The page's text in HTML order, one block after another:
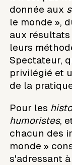
donnée aux
le monde »,
aux
leurs
Spectateur,
privilégié et
de la
Pour les
humoristes,
chacun des
monde »
s'adressant